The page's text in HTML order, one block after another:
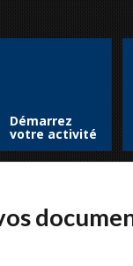
Démarrez
votre activité